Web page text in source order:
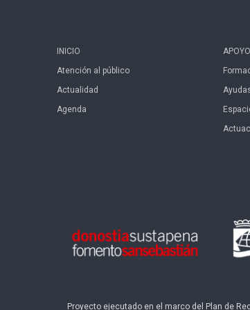
INICIO
Atención al público
Actualidad
Agenda
Proyecto ejecutado en el marco del Plan de